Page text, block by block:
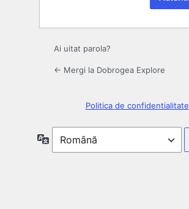
Ai uitat parola?
← Mergi la Dobrogea Explore
Politica de confidentialitate
Limbă